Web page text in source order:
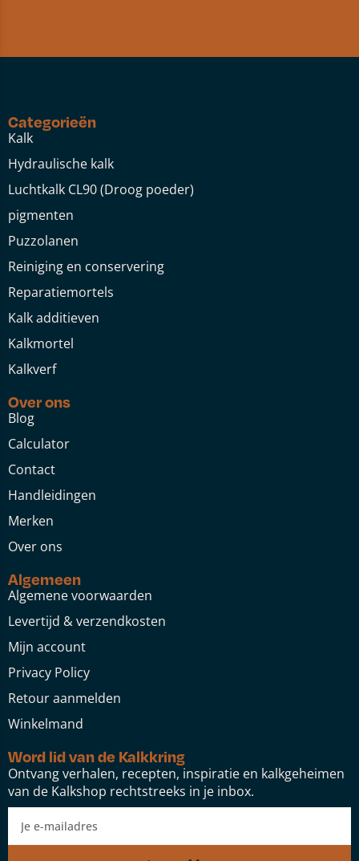
Categorieën
Kalk
Hydraulische kalk
Luchtkalk CL90 (Droog poeder)
pigmenten
Puzzolanen
Reiniging en conservering
Reparatiemortels
Kalk additieven
Kalkmortel
Kalkverf
Over ons
Blog
Calculator
Contact
Handleidingen
Merken
Over ons
Algemeen
Algemene voorwaarden
Levertijd & verzendkosten
Mijn account
Privacy Policy
Retour aanmelden
Winkelmand
Word lid van de Kalkkring
Ontvang verhalen, recepten, inspiratie en kalkgeheimen
van de Kalkshop rechtstreeks in je inbox.